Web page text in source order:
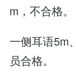
m，不合格。
一侧耳语5m
员合格。